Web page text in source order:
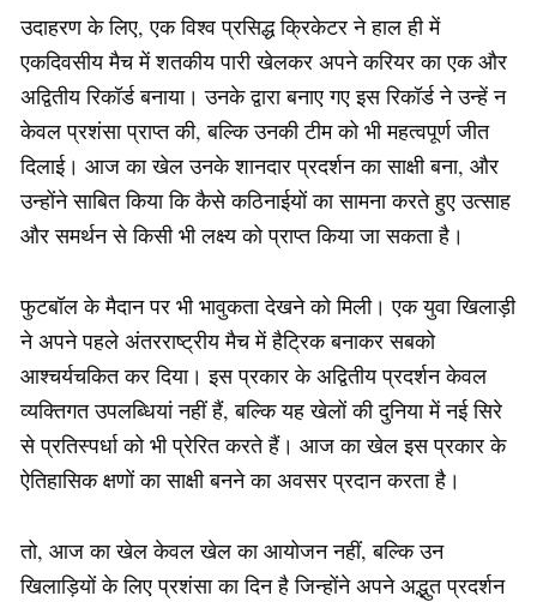
उदाहरण के लिए, एक विश्व प्रसिद्ध क्रिकेटर ने हाल ही में
एकदिवसीय मैच में शतकीय पारी खेलकर अपने करियर का एक और
अद्वितीय रिकॉर्ड बनाया। उनके द्वारा बनाए गए इस रिकॉर्ड ने उन्हें न
केवल प्रशंसा प्राप्त की, बल्कि उनकी टीम को भी महत्वपूर्ण जीत
दिलाई। आज का खेल उनके शानदार प्रदर्शन का साक्षी बना, और
उन्होंने साबित किया कि कैसे कठिनाईयों का सामना करते हुए उत्साह
और समर्थन से किसी भी लक्ष्य को प्राप्त किया जा सकता है।
फुटबॉल के मैदान पर भी भावुकता देखने को मिली। एक युवा खिलाड़ी
ने अपने पहले अंतरराष्ट्रीय मैच में हैट्रिक बनाकर सबको
आश्चर्यचकित कर दिया। इस प्रकार के अद्वितीय प्रदर्शन केवल
व्यक्तिगत उपलब्धियां नहीं हैं, बल्कि यह खेलों की दुनिया में नई सिरे
से प्रतिस्पर्धा को भी प्रेरित करते हैं। आज का खेल इस प्रकार के
ऐतिहासिक क्षणों का साक्षी बनने का अवसर प्रदान करता है।
तो, आज का खेल केवल खेल का आयोजन नहीं, बल्कि उन
खिलाड़ियों के लिए प्रशंसा का दिन है जिन्होंने अपने अद्भुत प्रदर्शन